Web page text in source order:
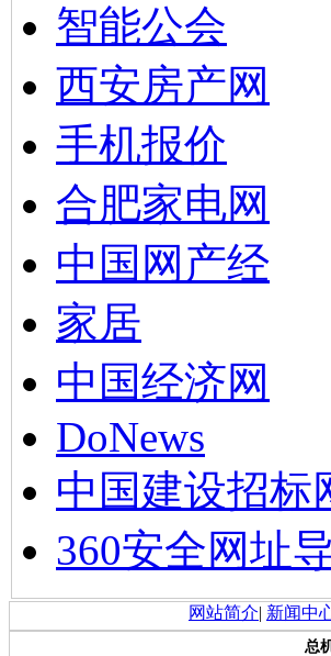
智能公会
西安房产网
手机报价
合肥家电网
中国网产经
家居
中国经济网
DoNews
中国建设招标
360安全网址
网站简介| 新闻中
总